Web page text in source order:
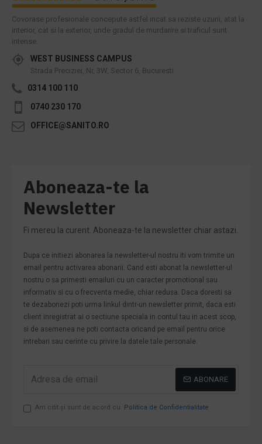
Covorase profesionale concepute astfel incat sa reziste uzurii, atat la
interior, cat si la exterior, unde gradul de murdarire si traficul sunt
intense.
WEST BUSINESS CAMPUS
Strada Preciziei, Nr, 3W, Sector 6, Bucuresti
0314 100 110
0740 230 170
OFFICE@SANITO.RO
Aboneaza-te la
Newsletter
Fi mereu la curent. Aboneaza-te la newsletter chiar astazi.
Dupa ce initiezi abonarea la newsletter-ul nostru iti vom trimite un
email pentru activarea abonarii. Cand esti abonat la newsletter-ul
nostru o sa primesti emailuri cu un caracter promotional sau
informativ si cu o frecventa medie, chiar redusa. Daca doresti sa
te dezabonezi poti urma linkul dintr-un newsletter primit, daca esti
client inregistrat ai o sectiune speciala in contul tau in acest scop,
si de asemenea ne poti contacta oricand pe email pentru orice
intrebari sau cerinte cu privire la datele tale personale.
ABONARE
Am citit şi sunt de acord cu Politica de Confidentialitate